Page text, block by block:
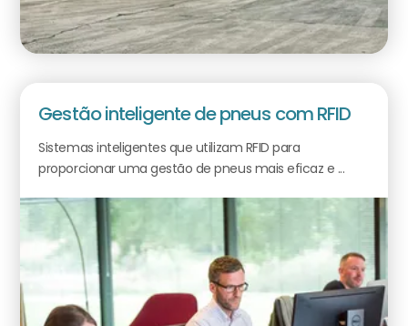
Gestão inteligente de pneus com RFID
Sistemas inteligentes que utilizam RFID para
proporcionar uma gestão de pneus mais eficaz e ...